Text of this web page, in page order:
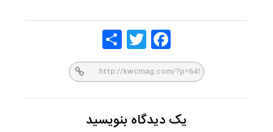
Face
Twitt
یک دیدگاه بنویسید